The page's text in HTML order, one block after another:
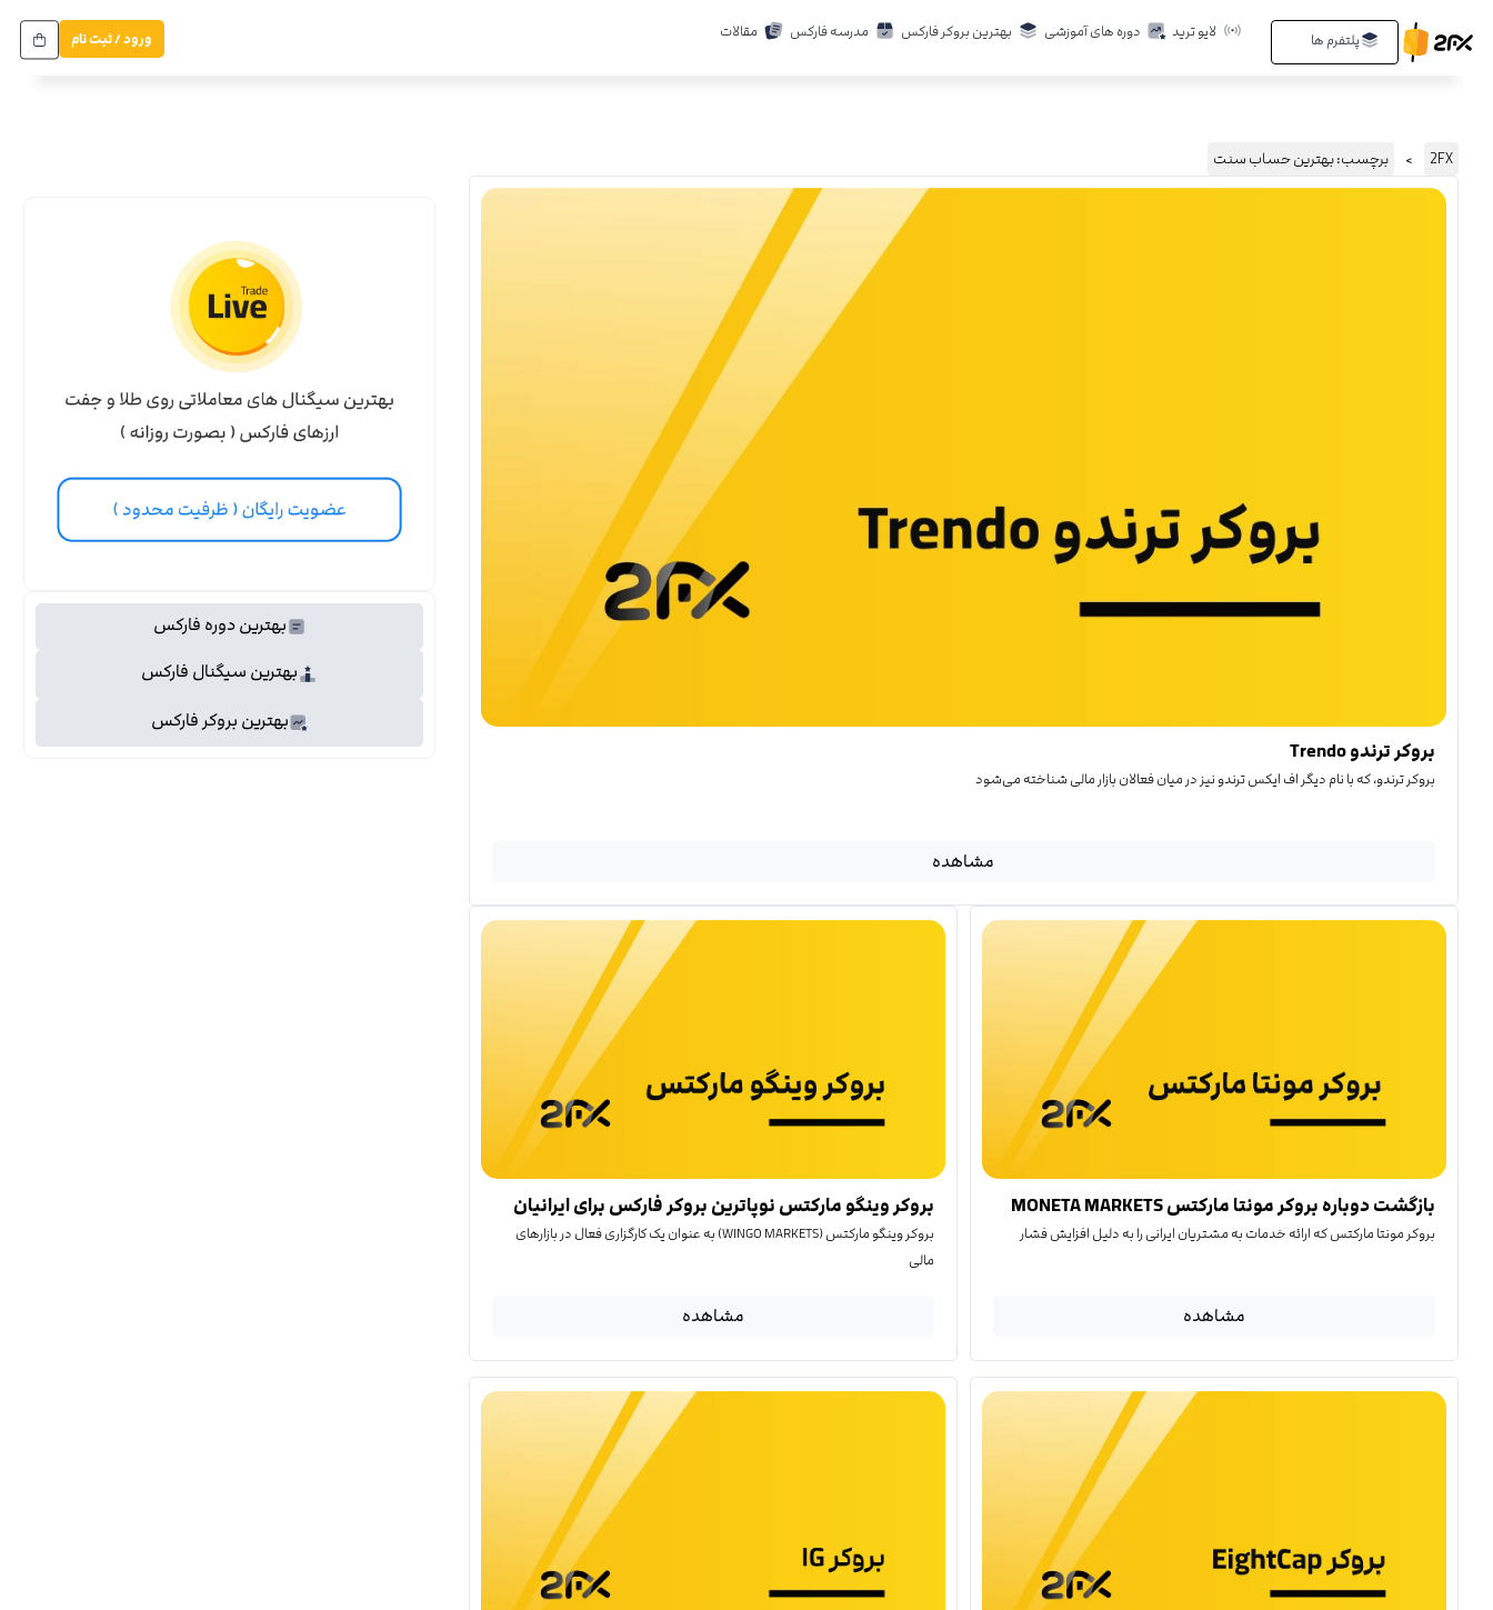
پلتفرم ها لایو ترید دوره های آموزشی بهترین بروکر فارکس مدرسه فارکس مقالات ورود / ثبت نام
2FX برچسب: بهترین حساب سنت
بروکر ترندو Trendo
بروکر ترندو، که با نام دیگر اف ایکس ترندو نیز در میان فعالان بازار مالی شناخته می‌شود
مشاهده
بازگشت دوباره بروکر مونتا مارکتس MONETA MARKETS
بروکر مونتا مارکتس که ارائه خدمات به مشتریان ایرانی را به دلیل افزایش فشار
مشاهده
بروکر وینگو مارکتس نوپاترین بروکر فارکس برای ایرانیان
بروکر وینگو مارکتس (WINGO MARKETS) به عنوان یک کارگزاری فعال در بازارهای
مالی
مشاهده
بهترین دوره فارکس
بهترین سیگنال فارکس
بهترین بروکر فارکس